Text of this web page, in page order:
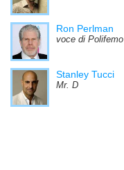
Ron Perlman
voce di Polifemo
Stanley Tucci
Mr. D